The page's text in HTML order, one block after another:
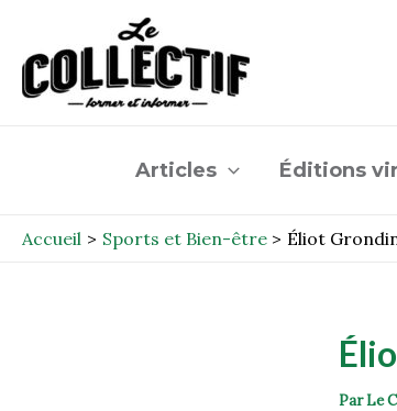
contenu
Articles Éditions
Accueil Sports et Bien-être Éliot
ParLe